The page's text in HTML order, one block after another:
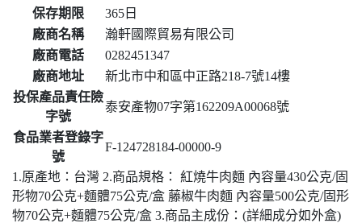
保存期限
365日
廠商名稱
瀚軒國際貿易有限公司
廠商電話
0282451347
廠商地址
新北市中和區中正路218-7號14樓
投保產品責任險
字號
泰安產物07字第162209A00068號
食品業者登錄字
號
F-124728184-00000-9
1.原產地：台灣 2.商品規格： 紅燒牛肉麵 內容量430公克/固
形物70公克+麵體75公克/盒 藤椒牛肉麵 內容量500公克/固形
物70公克+麵體75公克/盒 3.商品主成份：(詳細成分如外盒)